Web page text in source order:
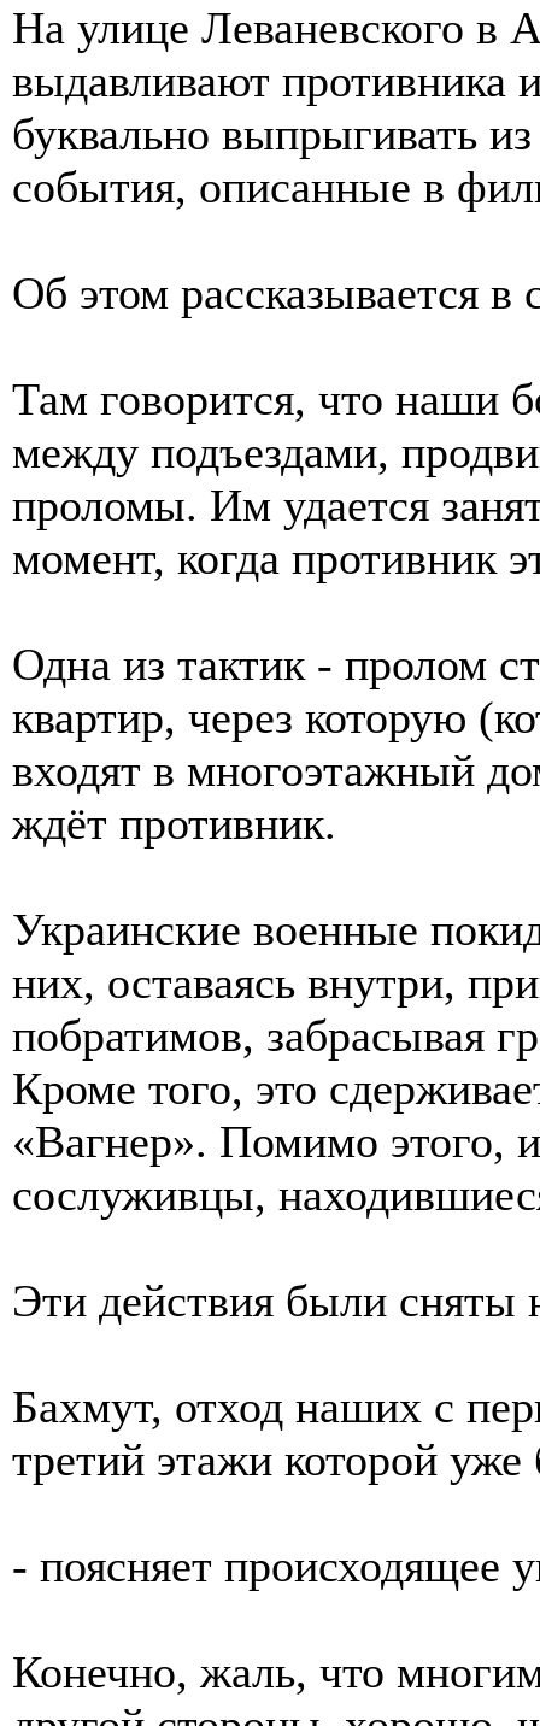
На улице Леваневского в
выдавливают противника
буквально выпрыгивать
события, описанные в
Об этом рассказывается
Там говорится, что наши
между подъездами,
проломы. Им удается
момент, когда противник
Одна из тактик - пролом
квартир, через которую
входят в многоэтажный
ждёт противник.
Украинские военные
них, оставаясь внутри,
побратимов, забрасывая
Кроме того, это
«Вагнер». Помимо этого,
сослуживцы,
Эти действия были сняты
Бахмут, отход наших с
третий этажи которой
- поясняет происходящее
Конечно, жаль, что